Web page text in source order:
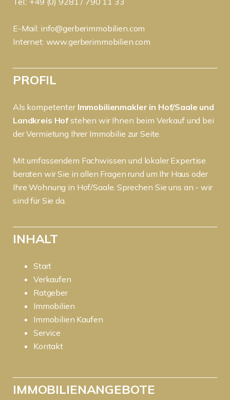
E-Mail: info@gerberimmobilien.com
Internet: www.gerberimmobilien.com
PROFIL
Als kompetenter Immobilienmakler in Hof/Saale und
Landkreis Hofstehen wir Ihnen beim Verkauf und bei
der Vermietung Ihrer Immobilie zur Seite.
Mit umfassendem Fachwissen und lokaler Expertise
beraten wir Sie in allen Fragen rund um Ihr Haus oder
Ihre Wohnung in Hof/Saale. Sprechen Sie uns an - wir
sind für Sie da.
INHALT
Start
Verkaufen
Ratgeber
Immobilien
Immobilien Kaufen
Service
Kontakt
IMMOBILIENANGEBOTE